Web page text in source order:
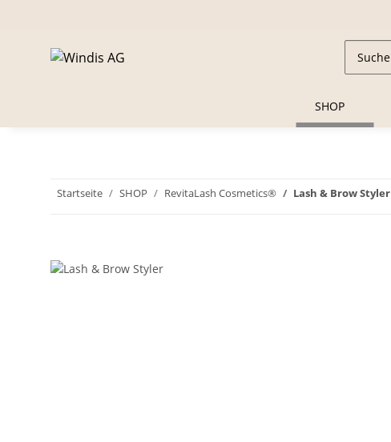
SHOP
Startseite SHOP RevitaLash Cosmetics® Lash & Brow Styler